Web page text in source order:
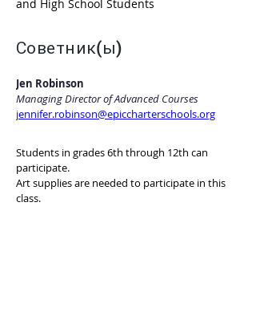
and High School Students
Советник(ы)
Jen Robinson
Managing Director of Advanced Courses
jennifer.robinson@epiccharterschools.org
Students in grades 6th through 12th can
participate.
Art supplies are needed to participate in this
class.